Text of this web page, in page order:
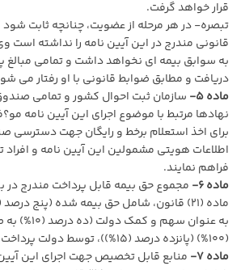
قرار خواهد گرفت.
تبصره- در هر مرحله از عضویت، چنانچه ثابت
قانونی مندرج در این آیین نامه را نداشته
به سوابق بیمه ای نخواهد داشت و تمامی مبالغ
دریافت و مطابق ضوابط قانونی با او رفتار می
ماده ۵-
سازمان ثبت احوال کشور و تمامی
نهادها مرتبط با موضوع اجرای این آیین نامه
برای اخذ استعلام برخط و رایگان جهت دسترسی
اطلاعات هویتی مشمولین این آیین نامه و افراد
فراهم نمایند.
ماده ۶-
مجموع حق بیمه قابل پرداخت مندرج
به عنوان سهم
(۱۰۰%) (پانزده درصد (۱۵%))، توسط دولت پرداخت م‌شود.
ماده ۷-
منابع قابل تخصیص جهت اجرای این